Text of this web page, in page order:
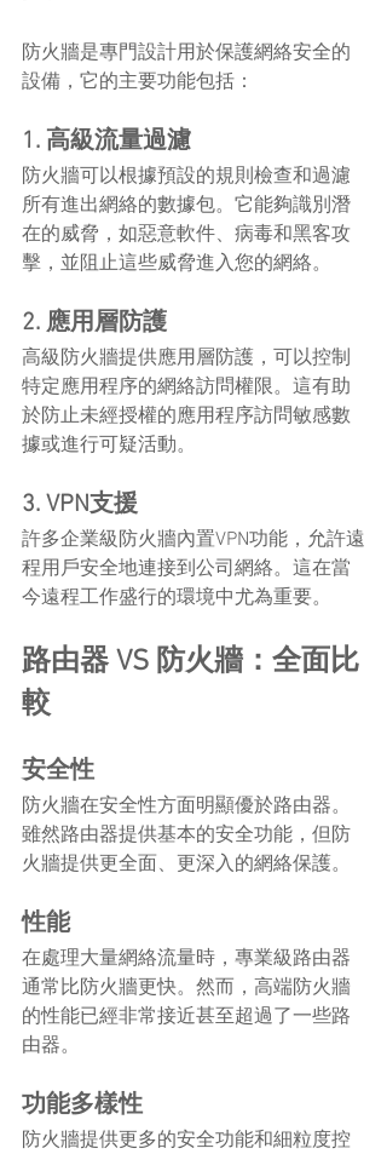
防火牆是專門設計用於保護網絡安全的
設備，它的主要功能包括：
1. 高級流量過濾
防火牆可以根據預設的規則檢查和過濾
所有進出網絡的數據包。它能夠識別潛
在的威脅，如惡意軟件、病毒和黑客攻
擊，並阻止這些威脅進入您的網絡。
2. 應用層防護
高級防火牆提供應用層防護，可以控制
特定應用程序的網絡訪問權限。這有助
於防止未經授權的應用程序訪問敏感數
據或進行可疑活動。
3. VPN支援
許多企業級防火牆內置VPN功能，允許遠
程用戶安全地連接到公司網絡。這在當
今遠程工作盛行的環境中尤為重要。
路由器 VS 防火牆：全面比
較
安全性
防火牆在安全性方面明顯優於路由器。
雖然路由器提供基本的安全功能，但防
火牆提供更全面、更深入的網絡保護。
性能
在處理大量網絡流量時，專業級路由器
通常比防火牆更快。然而，高端防火牆
的性能已經非常接近甚至超過了一些路
由器。
功能多樣性
防火牆提供更多的安全功能和細粒度控